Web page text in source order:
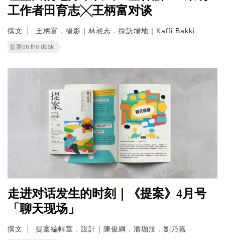
工作者田育志╳王柄富对谈
撰文 王柄富．攝影｜林昶志．採訪場地｜Kaffi Bakki
提案on the desk
走进对话发生的时刻｜《提案》4月号
「聊天现场」
撰文 提案編輯室．設計｜陳俊綱．潘珈汶．劉乃嘉